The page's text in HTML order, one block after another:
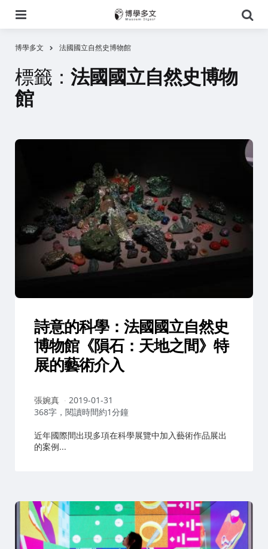
尋
博學多文 法國國立自然史博物館
標籤： 法國國立自然史博物
館
詩意的科學：法國國立自然史
博物館《隕石：天地之間》特
展的藝術介入
作
者：
張婉真
2019-01-31
368字，閱讀時間約1分鐘
近年國際間出現多項在科學展覽中加入藝術作品展出
的案例...